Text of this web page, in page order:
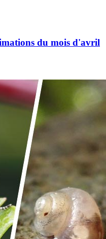
du mois d'avril